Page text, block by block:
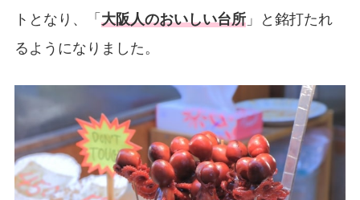
トとなり、「 大阪人のおいしい台所」と銘打たれ
るようになりました。